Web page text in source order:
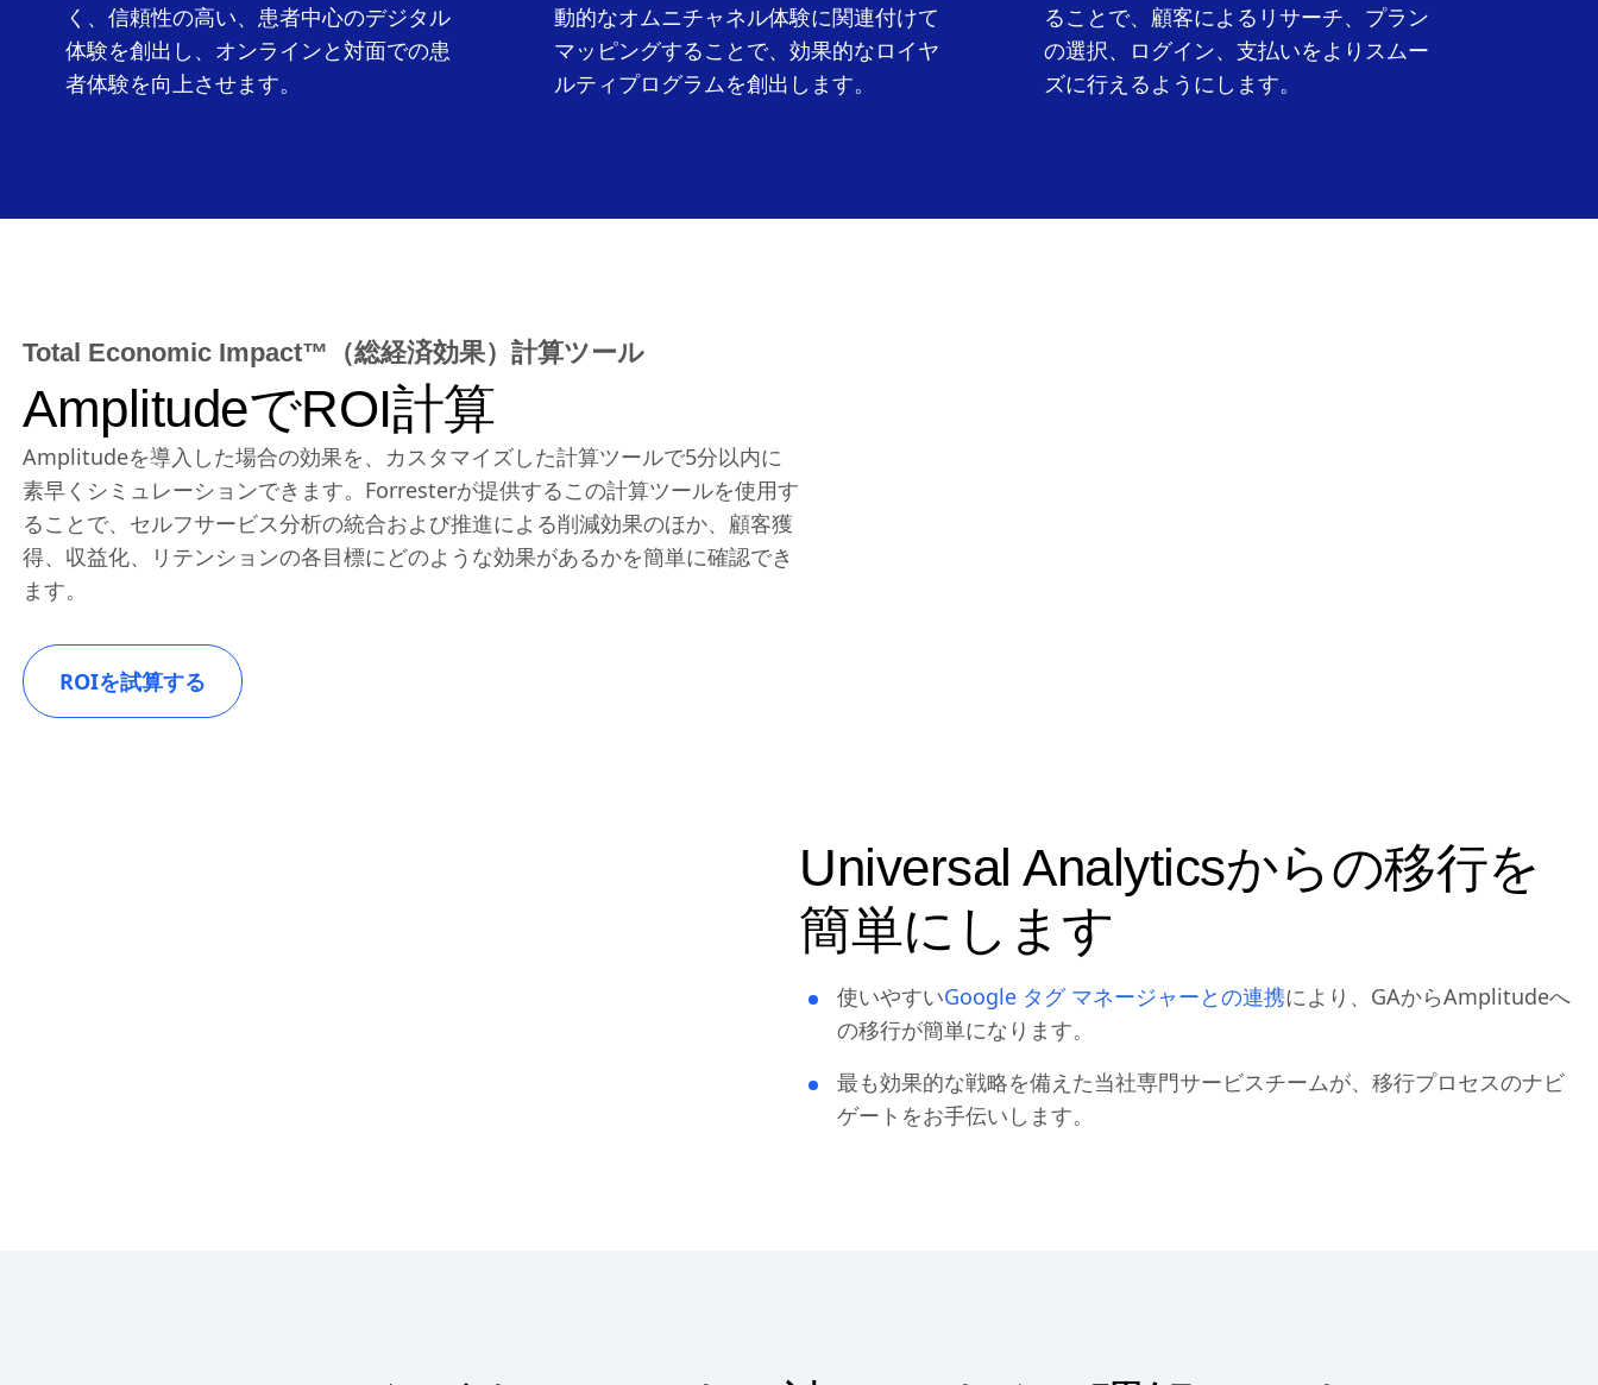
く、信頼性の高い、患者中心のデジタル
体験を創出し、オンラインと対面での患
者体験を向上させます。
動的なオムニチャネル体験に関連付けて
マッピングすることで、効果的なロイヤ
ルティプログラムを創出します。
ることで、顧客によるリサーチ、プラン
の選択、ログイン、支払いをよりスムー
ズに行えるようにします。
Total Economic Impact™（総経済効果）計算ツール
AmplitudeでROI計算
Amplitudeを導入した場合の効果を、カスタマイズした計算ツールで5分以内に
素早くシミュレーションできます。Forresterが提供するこの計算ツールを使用す
ることで、セルフサービス分析の統合および推進による削減効果のほか、顧客獲
得、収益化、リテンションの各目標にどのような効果があるかを簡単に確認でき
ます。
ROIを試算する
Universal Analyticsからの移行を
簡単にします
使いやすいGoogle タグ マネージャーとの連携により、GAからAmplitudeへ
の移行が簡単になります。
最も効果的な戦略を備えた当社専門サービスチームが、移行プロセスのナビ
ゲートをお手伝いします。